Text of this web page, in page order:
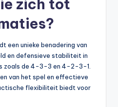
zich tot
unieke benadering van
en defensieve stabiliteit in
zoals de 4-3-3 en 4-2-3-1.
van het spel en effectieve
flexibiliteit biedt voor